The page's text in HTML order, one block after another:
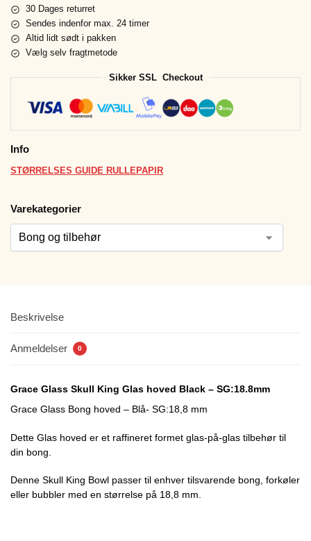
30 Dages returret
Sendes indenfor max. 24 timer
Altid lidt sødt i pakken
Vælg selv fragtmetode
Sikker SSL Checkout
Info
STØRRELSES GUIDE RULLEPAPIR
Varekategorier
Beskrivelse
Anmeldelser 0
Grace Glass Skull King Glas hoved Black – SG:18.8mm
Grace Glass Bong hoved – Blå- SG:18,8 mm
Dette Glas hoved er et raffineret formet glas-på-glas tilbehør til
din bong.
Denne Skull King Bowl passer til enhver tilsvarende bong, forkøler
eller bubbler med en størrelse på 18,8 mm.